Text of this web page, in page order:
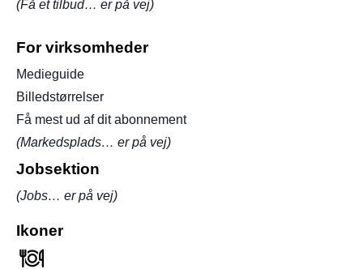
(Få et tilbud… er på vej)
For virksomheder
Medieguide
Billedstørrelser
Få mest ud af dit abonnement
(Markedsplads… er på vej)
Jobsektion
(Jobs… er på vej)
Ikoner